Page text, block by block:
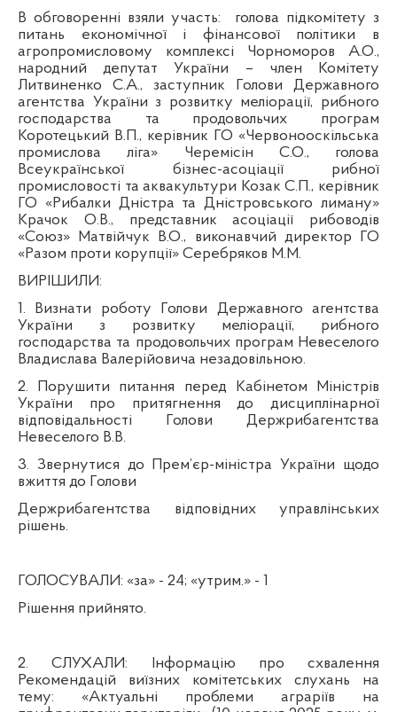
В обговоренні взяли участь:
голова підкомітету з
питань економічної і фінансової політики в
агропромисловому комплексі Чорноморов А.О.,
народний депутат України – член Комітету
Литвиненко С.А., заступник Голови Державного
агентства України з розвитку меліорації, рибного
господарства та продовольчих програм
Коротецький В.П., керівник ГО «Червонооскільська
промислова ліга» Черемісін С.О., голова
Всеукраїнської бізнес-асоціації рибної
промисловості та аквакультури Козак С.П., керівник
ГО «Рибалки Дністра та Дністровського лиману»
Крачок О.В., представник асоціації рибоводів
«Союз» Матвійчук В.О., виконавчий директор ГО
«Разом проти корупції» Серебряков М.М.
ВИРІШИЛИ:
1. Визнати роботу Голови Державного агентства
України з розвитку меліорації, рибного
господарства та продовольчих програм Невеселого
Владислава Валерійовича незадовільною.
2. Порушити питання перед Кабінетом Міністрів
України про притягнення до дисциплінарної
відповідальності Голови Держрибагентства
Невеселого В.В.
3. Звернутися до Прем’єр-міністра України щодо
вжиття до Голови
Держрибагентства відповідних управлінських
рішень.
ГОЛОСУВАЛИ: «за» - 24; «утрим.» - 1
Рішення прийнято.
2. СЛУХАЛИ:
Інформацію про схвалення
Рекомендацій виїзних комітетських слухань на
тему: «Актуальні проблеми аграріїв на